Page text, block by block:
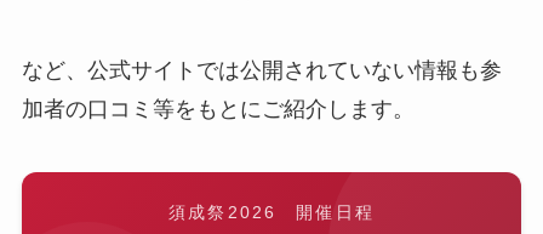
など、公式サイトでは公開されていない情報も参
加者の口コミ等をもとにご紹介します。
須成祭2026 開催日程